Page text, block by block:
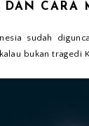
DAN CARA
sudah
bukan tragedi